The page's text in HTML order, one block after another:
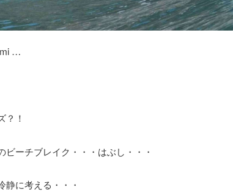
…
？！
ーチブレイク・・・はぶし・・・
静に考える・・・